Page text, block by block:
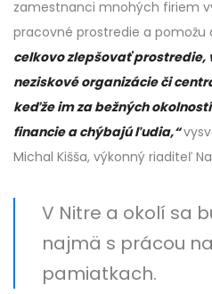
zamestnanci mnohých firiem
pracovné prostredie a pomožu
celkovo zlepšovať prostredie,
neziskové organizácie či
keďže im za bežných
financie a chýbajú ľudia,“
Michal Kišša, výkonný riaditeľ
V Nitre a okolí sa
najmä s prácou
pamiatkach.